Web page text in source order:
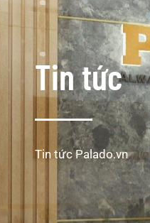
Tin tức
Tin tức Palado.vn